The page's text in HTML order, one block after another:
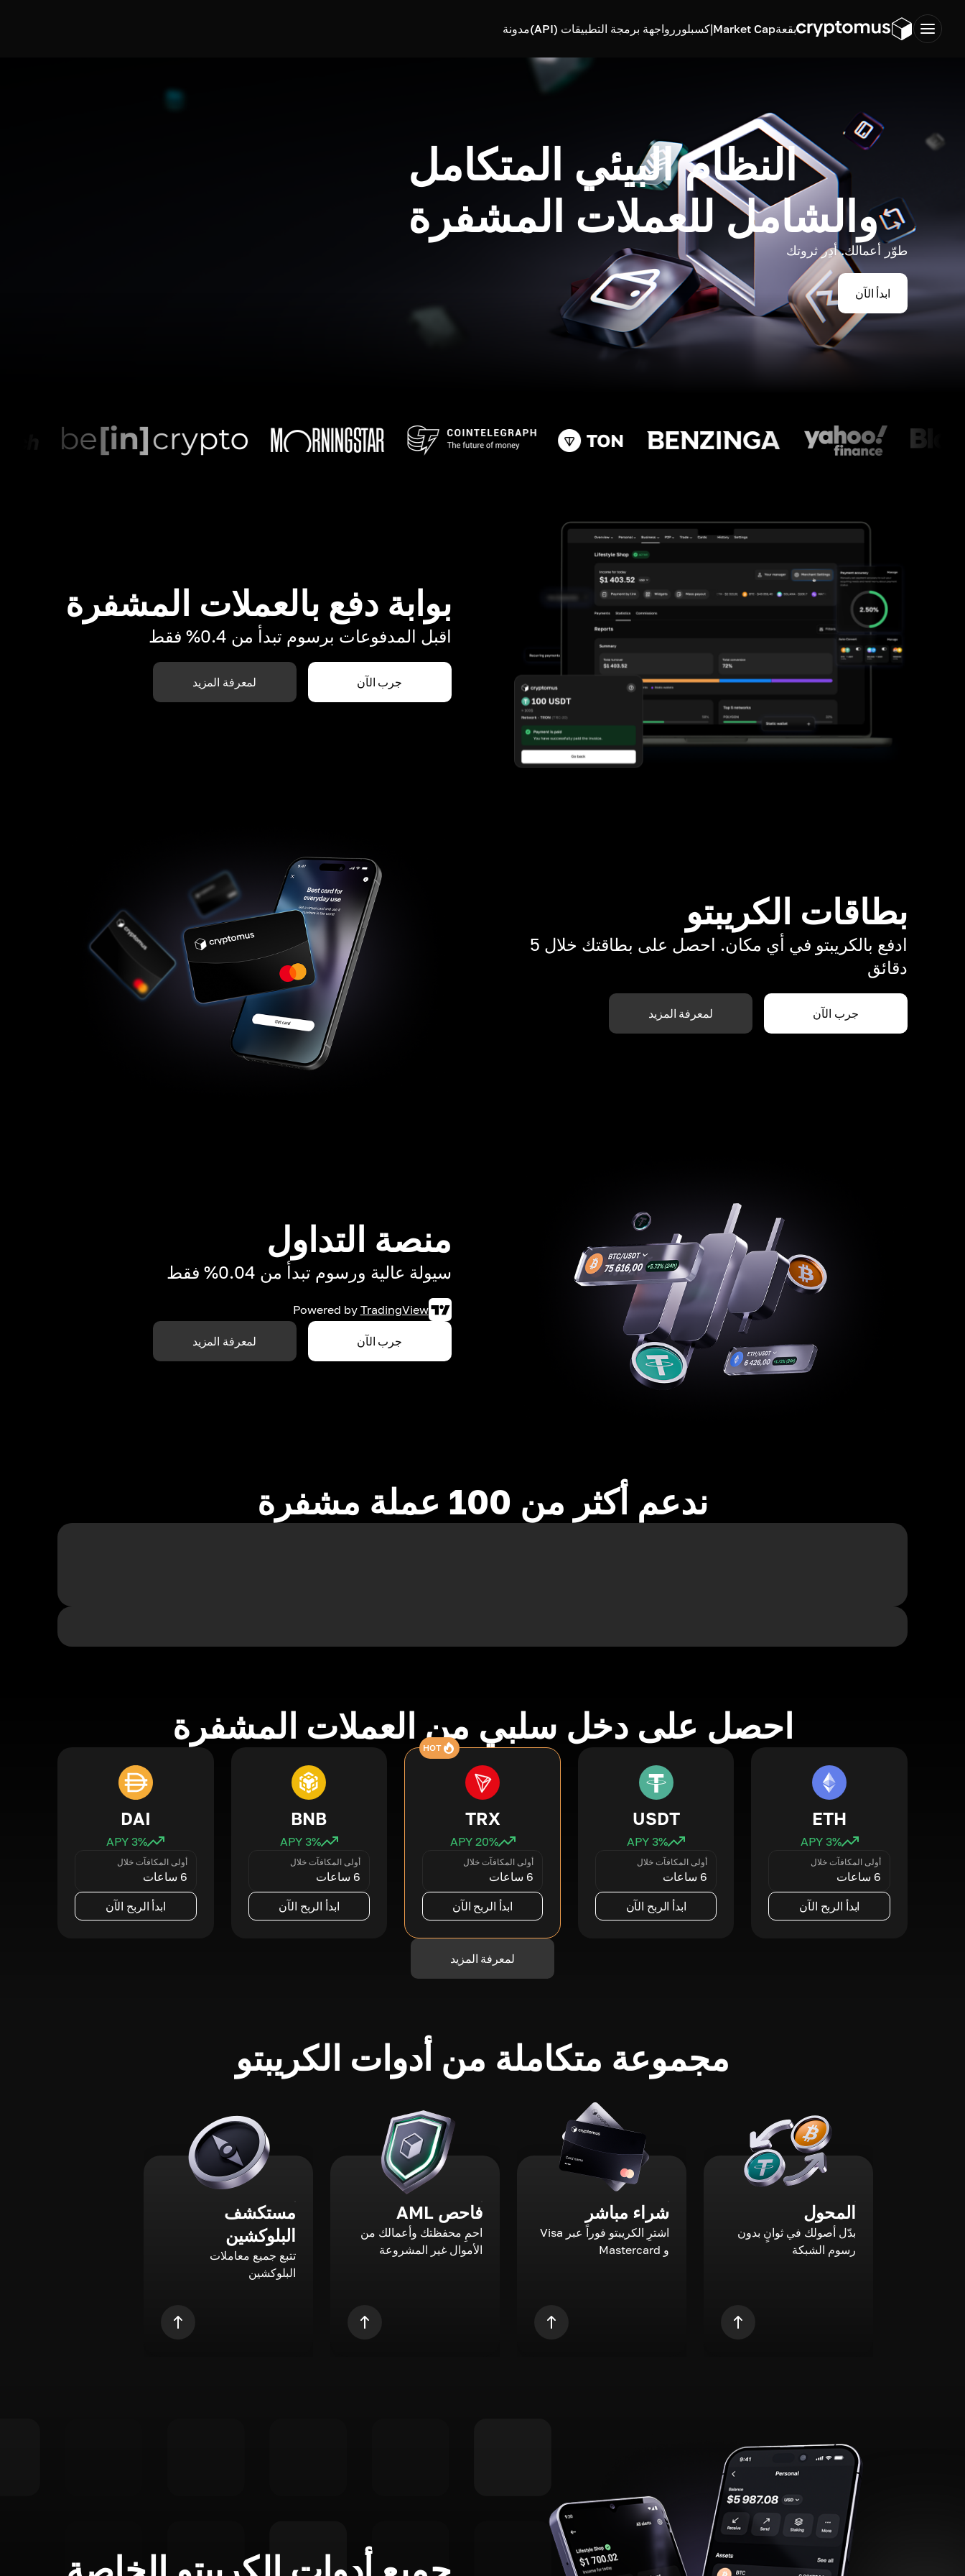
بقعةMarket Capإكسبلورر واجهة برمجة التطبيقات (API) مدونة
النظام البيئي المتكامل
والشامل للعملات المشفرة
طوّر أعمالك. أدِر ثروتك
ابدأ الآن
بوابة دفع بالعملات المشفرة
اقبل المدفوعات برسوم تبدأ من 0.4% فقط
جرب الآن لمعرفة المزيد
بطاقات الكريبتو
ادفع بالكريبتو في أي مكان. احصل على بطاقتك خلال 5
دقائق
جرب الآن لمعرفة المزيد
منصة التداول
سيولة عالية ورسوم تبدأ من 0.04% فقط
Powered by TradingView
جرب الآن لمعرفة المزيد
ندعم أكثر من 100 عملة مشفرة
احصل على دخل سلبي من العملات المشفرة
ETH
3% APY
أولى المكافآت خلال
6 ساعات
ابدأ الربح الآن
USDT
3% APY
أولى المكافآت خلال
6 ساعات
ابدأ الربح الآن
HOT
TRX
20% APY
أولى المكافآت خلال
6 ساعات
ابدأ الربح الآن
BNB
3% APY
أولى المكافآت خلال
6 ساعات
ابدأ الربح الآن
DAI
3% APY
أولى المكافآت خلال
6 ساعات
ابدأ الربح الآن
لمعرفة المزيد
مجموعة متكاملة من أدوات الكريبتو
المحول
بدّل أصولك في ثوانٍ بدون
رسوم الشبكة
شراء مباشر
اشترِ الكريبتو فوراً عبر Visa
و Mastercard
فاحص AML
احمِ محفظتك وأعمالك من
الأموال غير المشروعة
مستكشف
البلوكشين
تتبع جميع معاملات
البلوكشين